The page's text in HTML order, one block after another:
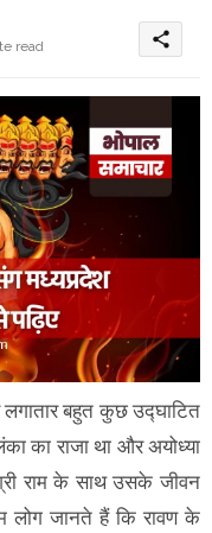
read share
बहुत कुछ उद्घाटित
का राजा था और अयोध्या
राम के साथ उसके जीवन
लोग जानते हैं कि रावण के